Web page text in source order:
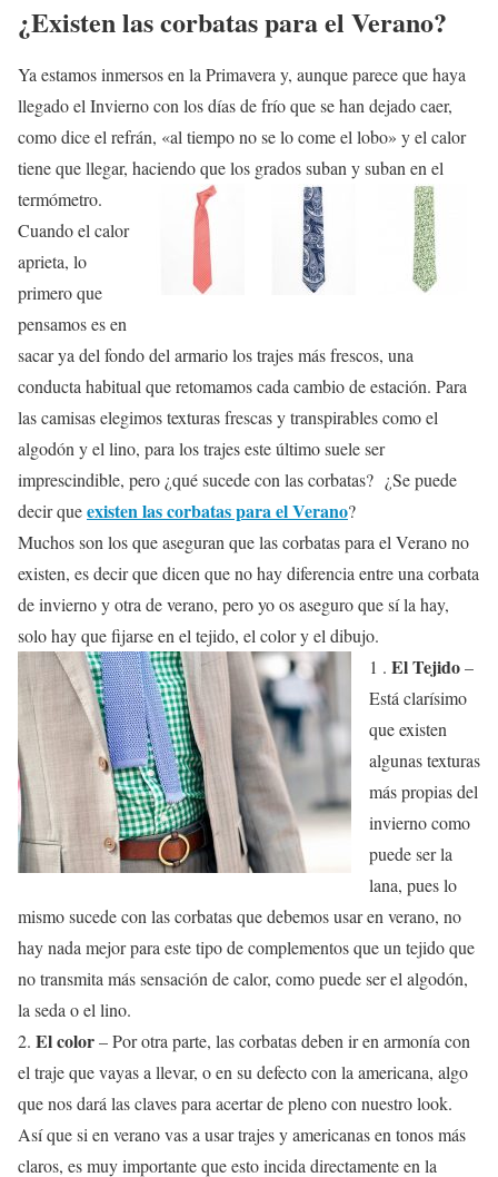
¿Existen las corbatas para el Verano?
Ya estamos inmersos en la Primavera y, aunque parece que haya
llegado el Invierno con los días de frío que se han dejado caer,
como dice el refrán, «al tiempo no se lo come el lobo» y el calor
tiene que llegar, haciendo que los grados suban y suban en el
termómetro.
Cuando el calor
aprieta, lo
primero que
pensamos es en
sacar ya del fondo del armario los trajes más frescos, una
conducta habitual que retomamos cada cambio de estación. Para
las camisas elegimos texturas frescas y transpirables como el
algodón y el lino, para los trajes este último suele ser
imprescindible, pero ¿qué sucede con las corbatas? ¿Se puede
decir queexisten las corbatas para el Verano?
Muchos son los que aseguran que las corbatas para el Verano no
existen, es decir que dicen que no hay diferencia entre una corbata
de invierno y otra de verano, pero yo os aseguro que sí la hay,
solo hay que fijarse en el tejido, el color y el dibujo.
1 . El Tejido–
Está clarísimo
que existen
algunas texturas
más propias del
invierno como
puede ser la
lana, pues lo
mismo sucede con las corbatas que debemos usar en verano, no
hay nada mejor para este tipo de complementos que un tejido que
no transmita más sensación de calor, como puede ser el algodón,
la seda o el lino.
2. El color– Por otra parte, las corbatas deben ir en armonía con
el traje que vayas a llevar, o en su defecto con la americana, algo
que nos dará las claves para acertar de pleno con nuestro look.
Así que si en verano vas a usar trajes y americanas en tonos más
claros, es muy importante que esto incida directamente en la